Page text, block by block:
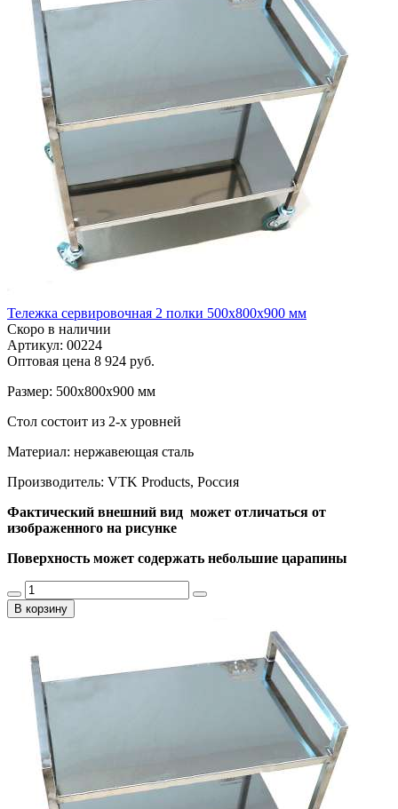
Тележка сервировочная 2 полки 500х800х900 мм
Скоро в наличии
Артикул: 00224
Оптовая цена 8 924 руб.
Размер: 500х800х900 мм
Стол состоит из 2-х уровней
Материал: нержавеющая сталь
Производитель: VTK Products, Россия
Фактический внешний вид может отличаться от
изображенного на рисунке
Поверхность может содержать небольшие царапины
В корзину